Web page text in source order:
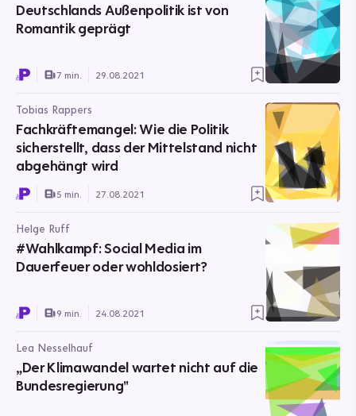
Deutschlands Außenpolitik ist von
Romantik geprägt
7 min. 29.08.2021
Tobias Rappers
Fachkräftemangel: Wie die Politik
sicherstellt, dass der Mittelstand nicht
abgehängt wird
5 min. 27.08.2021
Helge Ruff
#Wahlkampf: Social Media im
Dauerfeuer oder wohldosiert?
9 min. 24.08.2021
Lea Nesselhauf
„Der Klimawandel wartet nicht auf die
Bundesregierung"